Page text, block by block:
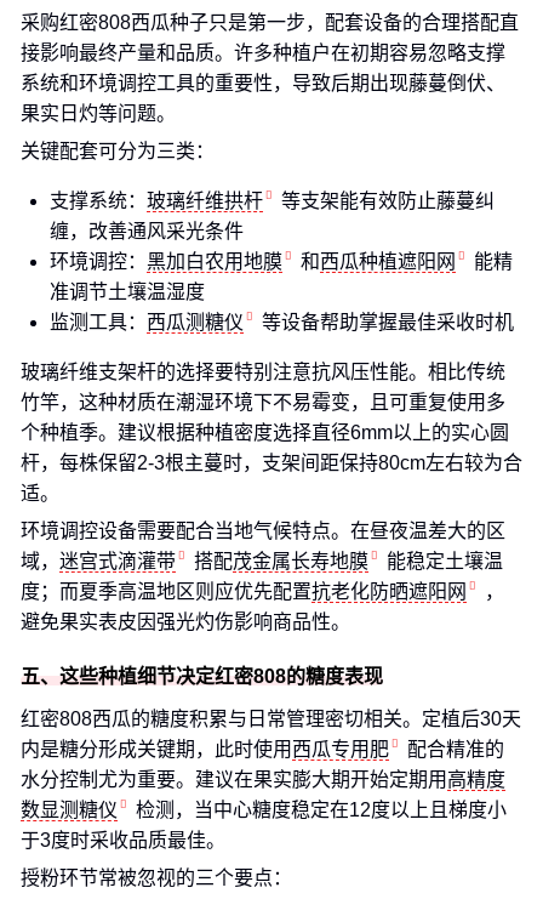
采购红密808西瓜种子只是第一步，配套设备的合理搭配直
接影响最终产量和品质。许多种植户在初期容易忽略支撑
系统和环境调控工具的重要性，导致后期出现藤蔓倒伏、
果实日灼等问题。
关键配套可分为三类：
支撑系统： 玻璃纤维拱杆
等支架能有效防止藤蔓纠
缠，改善通风采光条件
环境调控： 黑加白农用地膜 和西瓜种植遮阳网
能精
准调节土壤温湿度
监测工具： 西瓜测糖仪 等设备帮助掌握最佳采收时机
玻璃纤维支架杆的选择要特别注意抗风压性能。相比传统
竹竿，这种材质在潮湿环境下不易霉变，且可重复使用多
个种植季。建议根据种植密度选择直径6mm以上的实心圆
杆，每株保留2-3根主蔓时，支架间距保持80cm左右较为合
适。
环境调控设备需要配合当地气候特点。在昼夜温差大的区
域， 迷宫式滴灌带 搭配茂金属长寿地膜
能稳定土壤温
度；而夏季高温地区则应优先配置抗老化防晒遮阳网
，
避免果实表皮因强光灼伤影响商品性。
五、这些种植细节决定红密808的糖度表现
红密808西瓜的糖度积累与日常管理密切相关。定植后30天
内是糖分形成关键期，此时使用 西瓜专用肥
配合精准的
水分控制尤为重要。建议在果实膨大期开始定期用 高精度
数显测糖仪
检测，当中心糖度稳定在12度以上且梯度小
于3度时采收品质最佳。
授粉环节常被忽视的三个要点：